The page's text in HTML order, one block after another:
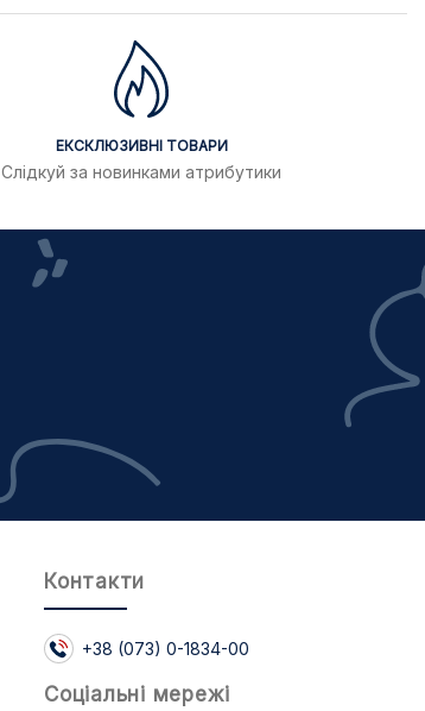
ЕКСКЛЮЗИВНІ ТОВАРИ
Слідкуй за новинками атрибутики
Контакти
+38 (073) 0-1834-00
Соцiальнi мережi